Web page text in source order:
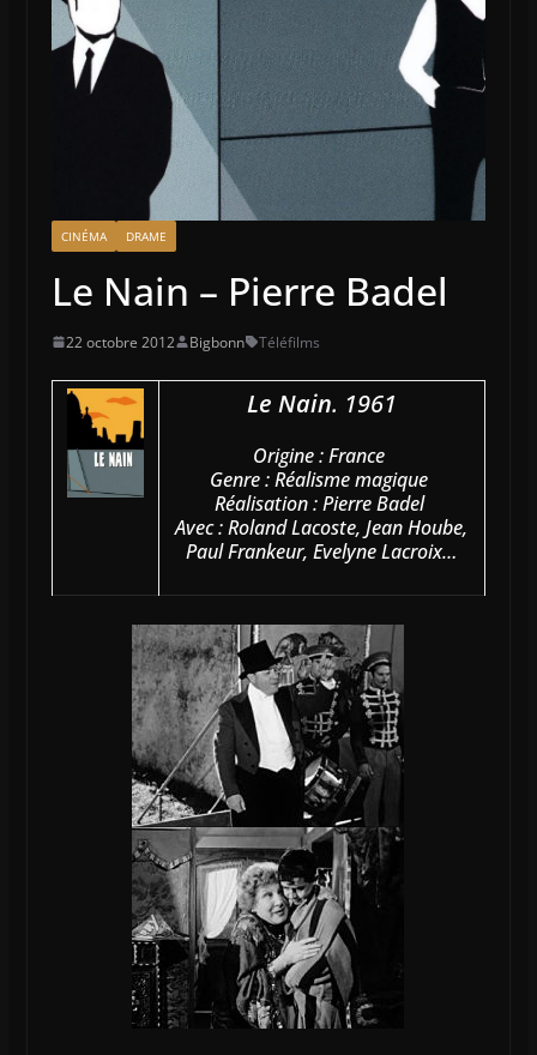
CINÉMA DRAME
Le Nain – Pierre Badel
22 octobre 2012 Bigbonn Téléfilms
Le Nain. 1961
Origine : France
Genre : Réalisme magique
Réalisation : Pierre Badel
Avec : Roland Lacoste, Jean Hoube,
Paul Frankeur, Evelyne Lacroix…